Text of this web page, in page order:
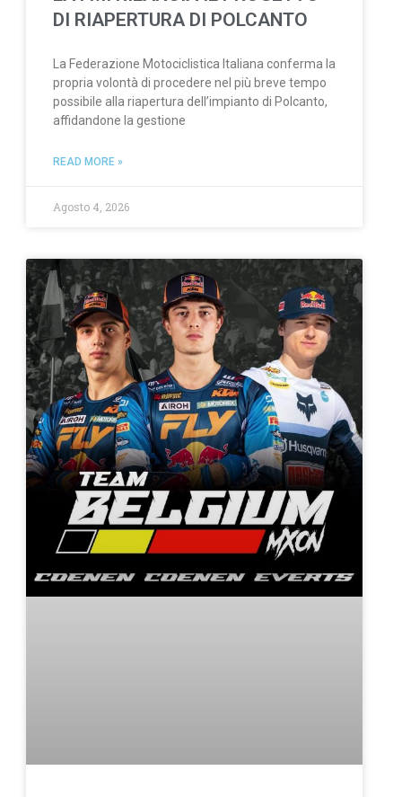
DI RIAPERTURA DI POLCANTO
La Federazione Motociclistica Italiana conferma la
propria volontà di procedere nel più breve tempo
possibile alla riapertura dell’impianto di Polcanto,
affidandone la gestione
READ MORE »
Agosto 4, 2026